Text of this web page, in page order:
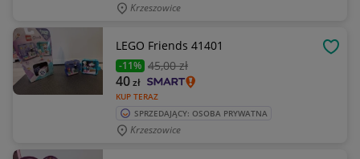
Krzeszowice
LEGO Friends 41401
-11% 45,00 zł
KUP TERAZ
40zł
SPRZEDAJĄCY: OSOBA PRYWATNA
Krzeszowice